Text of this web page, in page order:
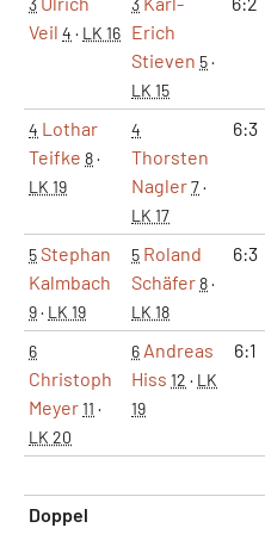
3
Veil 4 · LK 16
3
Erich
Stieven 5·
LK 15
4 Lothar
Teifke 8·
LK 19
4
Thorsten
Nagler7·
LK 17
6:3
5Stephan
Kalmbach
9· LK 19
5 Roland
Schäfer8·
LK 18
6:3
6
Christoph
Meyer11 ·
LK 20
6 Andreas
Hiss 12 · LK
19
6:1
Doppel